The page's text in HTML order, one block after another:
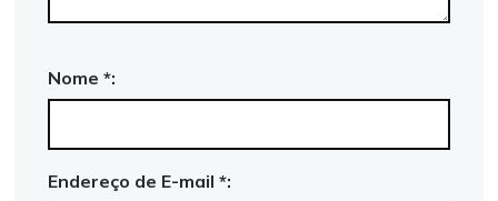
Nome *:
Endereço de E-mail *: